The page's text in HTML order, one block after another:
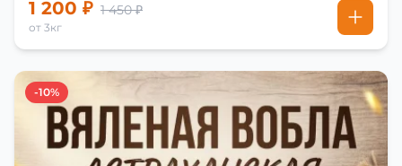
1 200 ₽ 1 450 ₽
от 3кг
-10%